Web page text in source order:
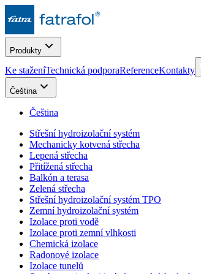
Produkty
Ke staženíTechnická podporaReferenceKontakty
Čeština
Čeština
Střešní hydroizolační systém
Mechanicky kotvená střecha
Lepená střecha
Přitížená střecha
Balkón a terasa
Zelená střecha
Střešní hydroizolační systém TPO
Zemní hydroizolační systém
Izolace proti vodě
Izolace proti zemní vlhkosti
Chemická izolace
Radonové izolace
Izolace tunelů